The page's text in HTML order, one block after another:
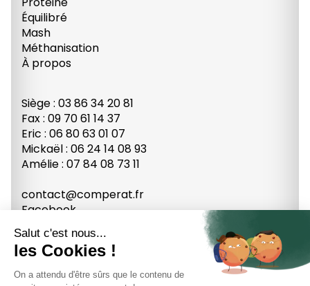
Équilibré
Mash
Méthanisation
À propos
Siège : 03 86 34 20 81
Fax : 09 70 61 14 37
Eric : 06 80 63 01 07
Mickaël : 06 24 14 08 93
Amélie : 07 84 08 73 11
contact@comperat.fr
Facebook
Youtube